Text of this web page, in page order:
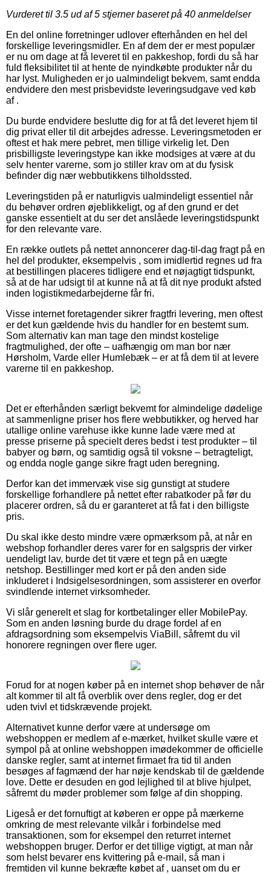
Vurderet til 3.5 ud af 5 stjerner baseret på 40 anmeldelser
En del online forretninger udlover efterhånden en hel del
forskellige leveringsmidler. En af dem der er mest populær
er nu om dage at få leveret til en pakkeshop, fordi du så har
fuld fleksibilitet til at hente de nyindkøbte produkter når du
har lyst. Muligheden er jo ualmindeligt bekvem, samt endda
endvidere den mest prisbevidste leveringsudgave ved køb
af .
Du burde endvidere beslutte dig for at få det leveret hjem til
dig privat eller til dit arbejdes adresse. Leveringsmetoden er
oftest et hak mere pebret, men tillige virkelig let. Den
prisbilligste leveringstype kan ikke modsiges at være at du
selv henter varerne, som jo stiller krav om at du fysisk
befinder dig nær webbutikkens tilholdssted.
Leveringstiden på er naturligvis ualmindeligt essentiel når
du behøver ordren øjeblikkeligt, og af den grund er det
ganske essentielt at du ser det anslåede leveringstidspunkt
for den relevante vare.
En række outlets på nettet annoncerer dag-til-dag fragt på en
hel del produkter, eksempelvis , som imidlertid regnes ud fra
at bestillingen placeres tidligere end et nøjagtigt tidspunkt,
så at de har udsigt til at kunne nå at få dit nye produkt afsted
inden logistikmedarbejderne får fri.
Visse internet foretagender sikrer fragtfri levering, men oftest
er det kun gældende hvis du handler for en bestemt sum.
Som alternativ kan man tage den mindst kostelige
fragtmulighed, der ofte – uafhængig om man bor nær
Hørsholm, Varde eller Humlebæk – er at få dem til at levere
varerne til en pakkeshop.
Det er efterhånden særligt bekvemt for almindelige dødelige
at sammenligne priser hos flere webbutikker, og herved har
utallige online varehuse ikke kunne lade være med at
presse priserne på specielt deres bedst i test produkter – til
babyer og børn, og samtidig også til voksne – betragteligt,
og endda nogle gange sikre fragt uden beregning.
Derfor kan det immervæk vise sig gunstigt at studere
forskellige forhandlere på nettet efter rabatkoder på før du
placerer ordren, så du er garanteret at få fat i den billigste
pris.
Du skal ikke desto mindre være opmærksom på, at når en
webshop forhandler deres varer for en salgspris der virker
uendeligt lav, burde det tit være et tegn på en uægte
netshop. Bestillinger med kort er på den anden side
inkluderet i Indsigelsesordningen, som assisterer en overfor
svindlende internet virksomheder.
Vi slår generelt et slag for kortbetalinger eller MobilePay.
Som en anden løsning burde du drage fordel af en
afdragsordning som eksempelvis ViaBill, såfremt du vil
honorere regningen over flere uger.
Forud for at nogen køber på en internet shop behøver de når
alt kommer til alt få overblik over dens regler, dog er det
uden tvivl et tidskrævende projekt.
Alternativet kunne derfor være at undersøge om
webshoppen er medlem af e-mærket, hvilket skulle være et
sympol på at online webshoppen imødekommer de officielle
danske regler, samt at internet firmaet fra tid til anden
besøges af fagmænd der har nøje kendskab til de gældende
love. Dette er desuden en god lejlighed til at blive hjulpet,
såfremt du møder problemer som følge af din shopping.
Ligeså er det fornuftigt at køberen er oppe på mærkerne
omkring de mest relevante vilkår i forbindelse med
transaktionen, som for eksempel den returret internet
webshoppen bruger. Derfor er det tillige vigtigt, at man når
som helst bevarer ens kvittering på e-mail, så man i
fremtiden vil kunne bekræfte købet af , uanset om du er